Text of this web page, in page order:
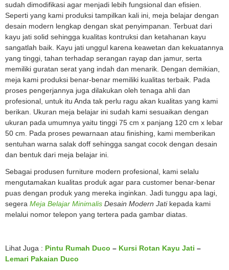
sudah dimodifikasi agar menjadi lebih fungsional dan efisien.
Seperti yang kami produksi tampilkan kali ini, meja belajar dengan
desain modern lengkap dengan skat penyimpanan. Terbuat dari
kayu jati solid sehingga kualitas kontruksi dan ketahanan kayu
sangatlah baik. Kayu jati unggul karena keawetan dan kekuatannya
yang tinggi, tahan terhadap serangan rayap dan jamur, serta
memiliki guratan serat yang indah dan menarik. Dengan demikian,
meja kami produksi benar-benar memiliki kualitas terbaik. Pada
proses pengerjannya juga dilakukan oleh tenaga ahli dan
profesional, untuk itu Anda tak perlu ragu akan kualitas yang kami
berikan. Ukuran meja belajar ini sudah kami sesuaikan dengan
ukuran pada umumnya yaitu tinggi 75 cm x panjang 120 cm x lebar
50 cm. Pada proses pewarnaan atau finishing, kami memberikan
sentuhan warna salak doff sehingga sangat cocok dengan desain
dan bentuk dari meja belajar ini.
Sebagai produsen furniture modern profesional, kami selalu
mengutamakan kualitas produk agar para customer benar-benar
puas dengan produk yang mereka inginkan. Jadi tunggu apa lagi,
segera Meja Belajar Minimalis Desain Modern Jati kepada kami
melalui nomor telepon yang tertera pada gambar diatas.
Lihat Juga : Pintu Rumah Duco – Kursi Rotan Kayu Jati –
Lemari Pakaian Duco